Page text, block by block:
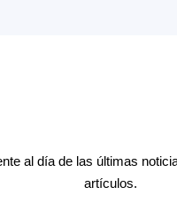
al día de las últimas
artículos.